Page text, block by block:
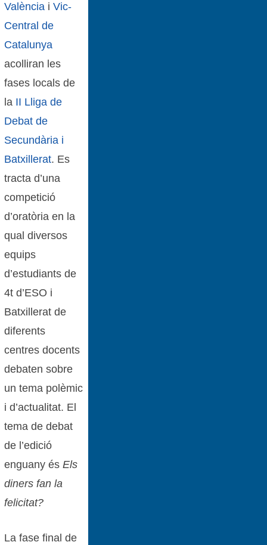
València iVic-
Central de
Catalunya
acolliran les
fases locals de
la II Lliga de
Debat de
Secundària i
Batxillerat. Es
tracta d’una
competició
d’oratòria en la
qual diversos
equips
d’estudiants de
4t d’ESO i
Batxillerat de
diferents
centres docents
debaten sobre
un tema polèmic
i d’actualitat. El
tema de debat
de l’edició
enguany ésEls
diners fan la
felicitat?
La fase final de